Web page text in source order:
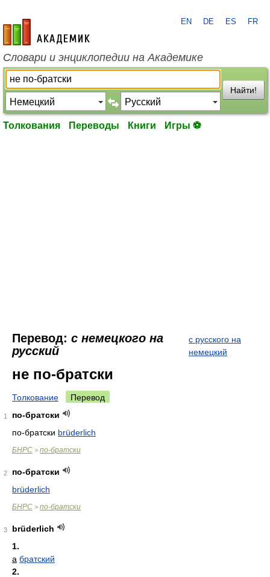
academic.ru
EN DE ES FR
Словари и энциклопедии на Академике
Найти!
Толкования Переводы Книги Игры ⚽
Перевод: с немецкого на
русский
с русского на
немецкий
не по-братски
Толкование Перевод
1
по-братски
по-братски brüderlich
БНРС > по-братски
2
по-братски
brüderlich
БНРС > по-братски
3
brüderlich
1.
a братский
2.